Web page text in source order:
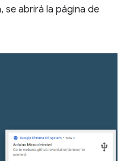
se abrirá la página de